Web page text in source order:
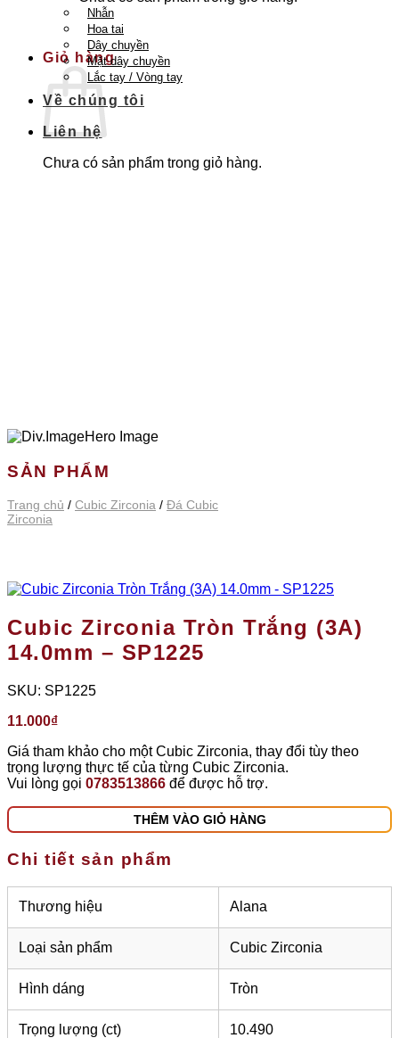
Quay trở lại cửa hàng
Giỏ hàng
Chưa có sản phẩm trong giỏ hàng.
Nhẫn
Hoa tai
Dây chuyền
Mặt dây chuyền
Lắc tay / Vòng tay
Về chúng tôi
Liên hệ
SẢN PHẨM
Trang chủ / Cubic Zirconia / Đá Cubic
Zirconia
Cubic Zirconia Tròn Trắng (3A)
14.0mm – SP1225
SKU: SP1225
11.000₫
Giá tham khảo cho một Cubic Zirconia, thay đổi tùy theo
trọng lượng thực tế của từng Cubic Zirconia.
Vui lòng gọi 0783513866 để được hỗ trợ.
THÊM VÀO GIỎ HÀNG
Chi tiết sản phẩm
Thương hiệu Alana
Loại sản phẩm Cubic Zirconia
Hình dáng Tròn
Trọng lượng (ct) 10.490